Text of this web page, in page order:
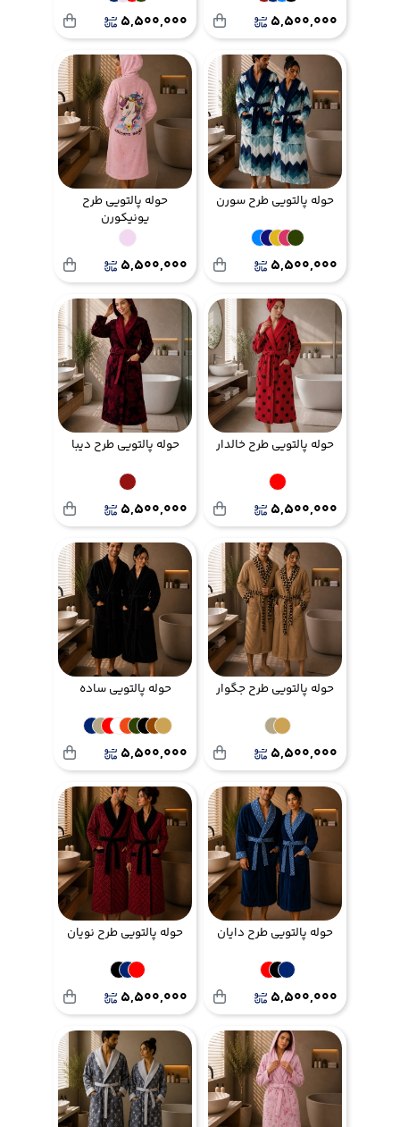
5,500,000
5,500,000
حوله پالتویی طرح سورن
5,500,000
حوله پالتویی طرح
یونیکورن
5,500,000
حوله پالتویی طرح خالدار
5,500,000
حوله پالتویی طرح دیبا
5,500,000
حوله پالتویی طرح جگوار
5,500,000
حوله پالتویی ساده
5,500,000
حوله پالتویی طرح دایان
5,500,000
حوله پالتویی طرح نویان
5,500,000